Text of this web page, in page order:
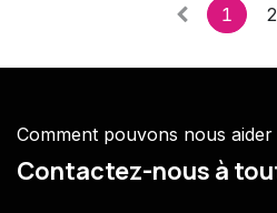
1 2
Comment pouvons nous aider
Contactez-nous à